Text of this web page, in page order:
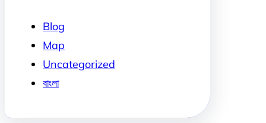
Blog
Map
Uncategorized
বাংলা